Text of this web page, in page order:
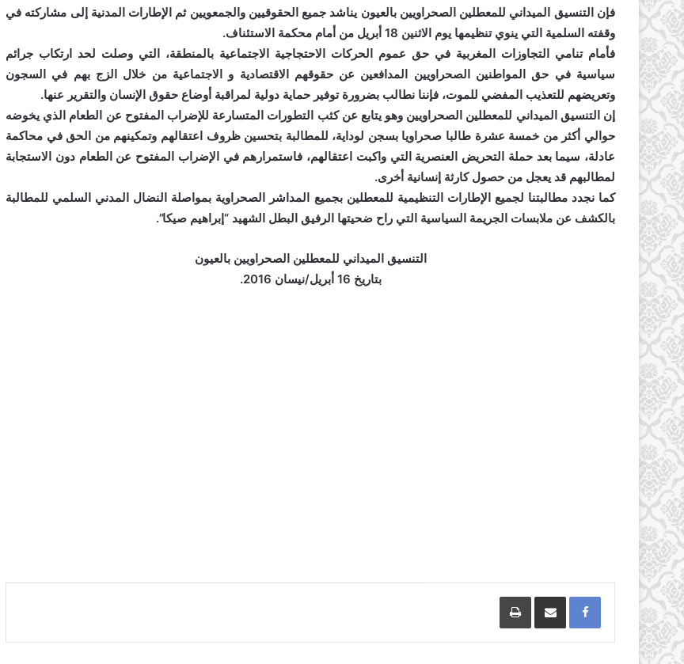
فإن التنسيق الميداني للمعطلين الصحراويين بالعيون يناشد جميع الحقوقيين والجمعويين ثم الإطارات المدنية إلى مشاركته في
وقفته السلمية التي ينوي تنظيمها يوم الاثنين 18 أبريل من أمام محكمة الاستئناف.
فأمام تنامي التجاوزات المغربية في حق عموم الحركات الاحتجاجية الاجتماعية بالمنطقة، التي وصلت لحد ارتكاب جرائم
سياسية في حق المواطنين الصحراويين المدافعين عن حقوقهم الاقتصادية و الاجتماعية من خلال الزج بهم في السجون
وتعريضهم للتعذيب المفضي للموت، فإننا نطالب بضرورة توفير حماية دولية لمراقبة أوضاع حقوق الإنسان والتقرير عنها.
إن التنسيق الميداني للمعطلين الصحراويين وهو يتابع عن كثب التطورات المتسارعة للإضراب المفتوح عن الطعام الذي يخوضه
حوالي أكثر من خمسة عشرة طالبا صحراويا بسجن لوداية، للمطالبة بتحسين ظروف اعتقالهم وتمكينهم من الحق في محاكمة
عادلة، سيما بعد حملة التحريض العنصرية التي واكبت اعتقالهم، فاستمرارهم في الإضراب المفتوح عن الطعام دون الاستجابة
لمطالبهم قد يعجل من حصول كارثة إنسانية أخرى.
كما نجدد مطالبتنا لجميع الإطارات التنظيمية للمعطلين بجميع المداشر الصحراوية بمواصلة النضال المدني السلمي للمطالبة
بالكشف عن ملابسات الجريمة السياسية التي راح ضحيتها الرفيق البطل الشهيد “إبراهيم صيكا”.
التنسيق الميداني للمعطلين الصحراويين بالعيون
بتاريخ 16 أبريل/نيسان 2016.
Facebookمشاركة عبر البريد طباعة